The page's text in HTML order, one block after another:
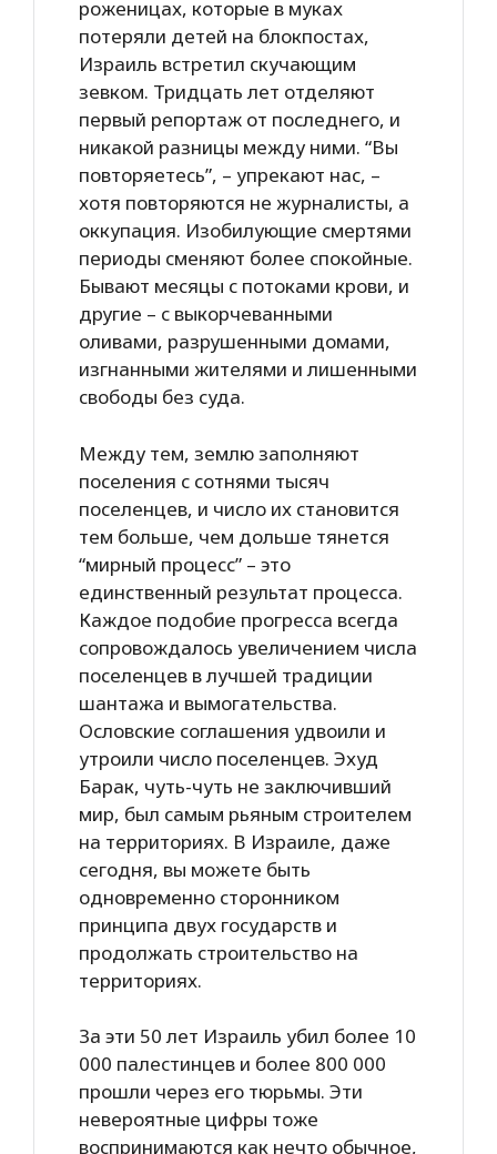
роженицах, которые в муках
потеряли детей на блокпостах,
Израиль встретил скучающим
зевком. Тридцать лет отделяют
первый репортаж от последнего, и
никакой разницы между ними. “Вы
повторяетесь”, – упрекают нас, –
хотя повторяются не журналисты, а
оккупация. Изобилующие смертями
периоды сменяют более спокойные.
Бывают месяцы с потоками крови, и
другие – с выкорчеванными
оливами, разрушенными домами,
изгнанными жителями и лишенными
свободы без суда.
Между тем, землю заполняют
поселения с сотнями тысяч
поселенцев, и число их становится
тем больше, чем дольше тянется
“мирный процесс” – это
единственный результат процесса.
Каждое подобие прогресса всегда
сопровождалось увеличением числа
поселенцев в лучшей традиции
шантажа и вымогательства.
Ословские соглашения удвоили и
утроили число поселенцев. Эхуд
Барак, чуть-чуть не заключивший
мир, был самым рьяным строителем
на территориях. В Израиле, даже
сегодня, вы можете быть
одновременно сторонником
принципа двух государств и
продолжать строительство на
территориях.
За эти 50 лет Израиль убил более 10
000 палестинцев и более 800 000
прошли через его тюрьмы. Эти
невероятные цифры тоже
воспринимаются как нечто обычное,